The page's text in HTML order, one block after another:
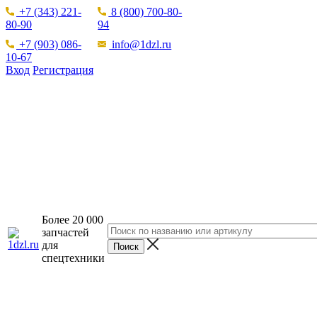
+7 (343) 221-
80-90
8 (800) 700-80-
94
+7 (903) 086-
10-67
info@1dzl.ru
Вход Регистрация
Более 20 000
запчастей
для
спецтехники